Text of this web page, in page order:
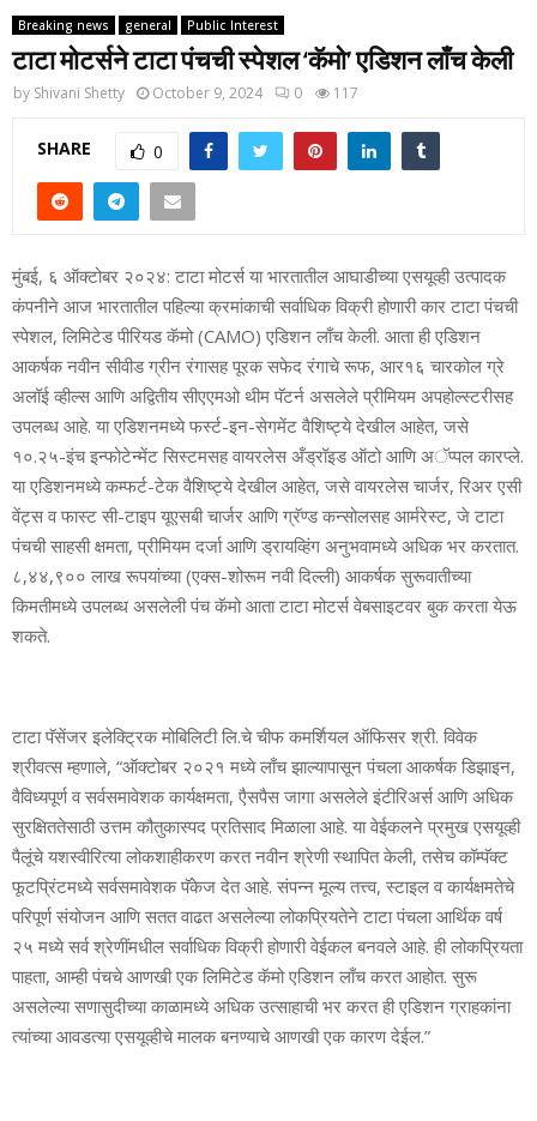
Breaking news general Public Interest
टाटा मोटर्सने टाटा पंचची स्‍पेशल ‘कॅमो’ एडिशन लाँच केली
by Shivani Shetty October 9, 2024 0 117
SHARE 0
मुंबई, ६ ऑक्टोबर २०२४: टाटा मोटर्स या भारतातील आघाडीच्‍या एसयूव्‍ही उत्‍पादक
कंपनीने आज भारतातील पहिल्‍या क्रमांकाची सर्वाधिक विक्री होणारी कार टाटा पंचची
स्‍पेशल, लिमिटेड पीरियड कॅमो (CAMO) एडिशन लाँच केली. आता ही एडिशन
आकर्षक नवीन सीवीड ग्रीन रंगासह पूरक सफेद रंगाचे रूफ, आर१६ चारकोल ग्रे
अलॉई व्‍हील्‍स आणि अद्वितीय सीएएमओ थीम पॅटर्न असलेले प्रीमियम अपहोल्‍स्‍टरीसह
उपलब्‍ध आहे. या एडिशनमध्‍ये फर्स्‍ट-इन-सेगमेंट वैशिष्‍ट्ये देखील आहेत, जसे
१०.२५-इंच इन्‍फोटेन्‍मेंट सिस्‍टमसह वायरलेस अँड्रॉइड ऑटो आणि अॅप्‍पल कारप्‍ले.
या एडिशनमध्‍ये कम्‍फर्ट-टेक वैशिष्‍ट्ये देखील आहेत, जसे वायरलेस चार्जर, रिअर एसी
वेंट्स व फास्‍ट सी-टाइप यूएसबी चार्जर आणि ग्रॅण्‍ड कन्‍सोलसह आर्मरेस्‍ट, जे टाटा
पंचची साहसी क्षमता, प्रीमियम दर्जा आणि ड्रायव्हिंग अनुभवामध्‍ये अधिक भर करतात.
८,४४,९०० लाख रूपयांच्‍या (एक्‍स-शोरूम नवी दिल्‍ली) आकर्षक सुरूवातीच्‍या
किमतीमध्‍ये उपलब्‍ध असलेली पंच कॅमो आता टाटा मोटर्स वेबसाइटवर बुक करता येऊ
शकते.
टाटा पॅसेंजर इलेक्ट्रिक मोबिलिटी लि.चे चीफ कमर्शियल ऑफिसर श्री. विवेक
श्रीवत्‍स म्‍हणाले, “ऑक्‍टोबर २०२१ मध्‍ये लाँच झाल्‍यापासून पंचला आकर्षक डिझाइन,
वैविध्‍यपूर्ण व सर्वसमावेशक कार्यक्षमता, एैसपैस जागा असलेले इंटीरिअर्स आणि अधिक
सुरक्षिततेसाठी उत्तम कौतुकास्‍पद प्रतिसाद मिळाला आहे. या वेईकलने प्रमुख एसयूव्‍ही
पैलूंचे यशस्‍वीरित्‍या लोकशाहीकरण करत नवीन श्रेणी स्‍थापित केली, तसेच कॉम्‍पॅक्‍ट
फूटप्रिंटमध्‍ये सर्वसमावेशक पॅकेज देत आहे. संपन्‍न मूल्‍य तत्त्व, स्‍टाइल व कार्यक्षमतेचे
परिपूर्ण संयोजन आणि सतत वाढत असलेल्‍या लोकप्रियतेने टाटा पंचला आर्थिक वर्ष
२५ मध्‍ये सर्व श्रेणींमधील सर्वाधिक विक्री होणारी वेईकल बनवले आहे. ही लोकप्रियता
पाहता, आम्‍ही पंचचे आणखी एक लिमिटेड कॅमो एडिशन लाँच करत आहोत. सुरू
असलेल्‍या सणासुदीच्‍या काळामध्‍ये अधिक उत्‍साहाची भर करत ही एडिशन ग्राहकांना
त्‍यांच्‍या आवडत्‍या एसयूव्‍हीचे मालक बनण्‍याचे आणखी एक कारण देईल.”